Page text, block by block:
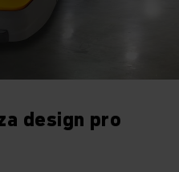
design pro